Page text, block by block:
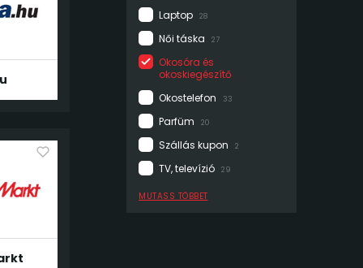
Laptop 28
Női táska 27
Okosóra és
okoskiegészítő
Okostelefon
33
Parfüm 20
Szállás kupon 2
TV, televízió 29
MUTASS TÖBBET